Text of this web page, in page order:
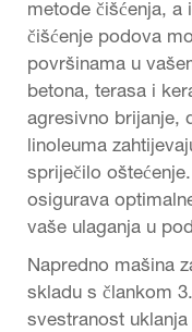
metode čišćenja, a
čišćenje podova
površinama u
betona, terasa i
agresivno brijanje,
linoleuma
spriječilo
osigurava
vaše ulaganja u
Napredno mašina
skladu s člankom
svestranost